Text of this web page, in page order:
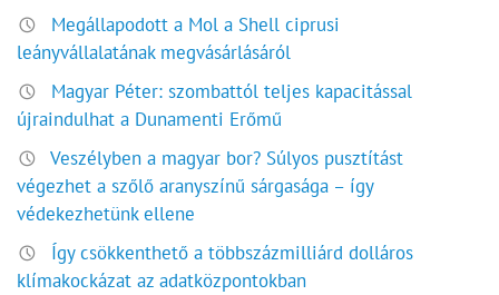
Megállapodott a Mol a Shell ciprusi
leányvállalatának megvásárlásáról
Magyar Péter: szombattól teljes kapacitással
újraindulhat a Dunamenti Erőmű
Veszélyben a magyar bor? Súlyos pusztítást
végezhet a szőlő aranyszínű sárgasága – így
védekezhetünk ellene
Így csökkenthető a többszázmilliárd dolláros
klímakockázat az adatközpontokban